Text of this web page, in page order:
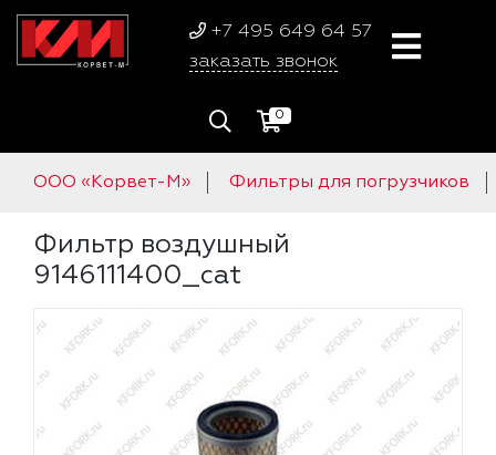
+7 495 649 64 57
заказать звонок
0
ООО «Корвет-М» Фильтры для погрузчиков
Фильтр воздушный
9146111400_cat